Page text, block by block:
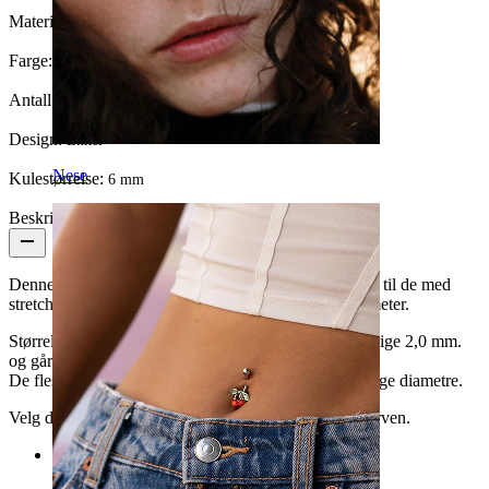
Nese
Materiale:Kirurgisk stål
Farge:
Antall enheter:
Design:Enkel
Kulestørrelse: 6 mm
Beskrivelse
Denne hesteskoen er ikke til helt vanlige hull - Den er til de med
stretchede piercinger som er større enn 1,6 mm. i diameter.
Størrelsene på dette piercingsmykket starter fra uskyldige 2,0 mm.
og går helt opp til 10 mm.
De fleste trådtykkelsene kommer også i flere forskjellige diametre.
Velg din ønsket størrelse før du legger den i handlekurven.
Kategorier